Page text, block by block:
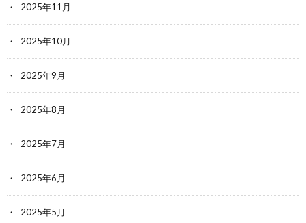
2025年11月
2025年10月
2025年9月
2025年8月
2025年7月
2025年6月
2025年5月